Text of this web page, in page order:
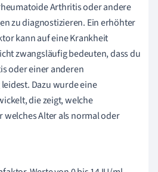
Arthritis oder andere
zu diagnostizieren. Ein erhöhter
kann auf eine Krankheit
zwangsläufig bedeuten, dass du
oder einer anderen
Dazu wurde eine
die zeigt, welche
welches Alter als normal oder